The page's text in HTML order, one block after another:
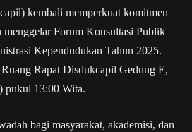
kembali memperkuat komitmen
menggelar Forum Konsultasi Publik
Kependudukan Tahun 2025.
Rapat Disdukcapil Gedung E,
pukul 13:00 Wita.
bagi masyarakat, akademisi, dan